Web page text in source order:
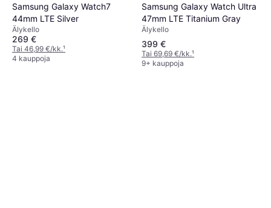
Samsung Galaxy Watch7
44mm LTE Silver
Älykello
269 €
Tai 46,99 €/kk.¹
4 kauppoja
Samsung Galaxy Watch Ultra
47mm LTE Titanium Gray
Älykello
399 €
Tai 69,69 €/kk.¹
9+ kauppoja